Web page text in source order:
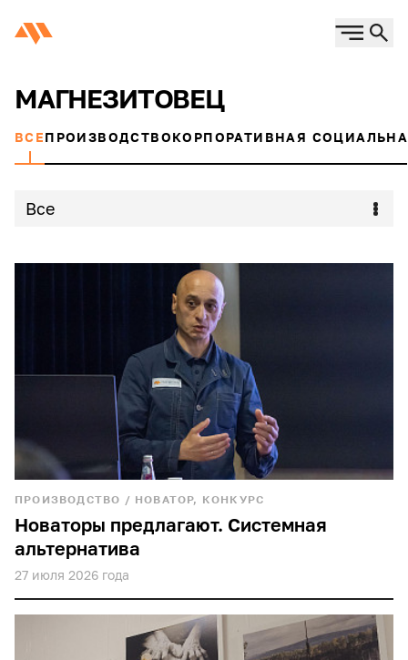
МАГНЕЗИТОВЕЦ
ВСЕПРОИЗВОДСТВОКОРПОРАТИВНАЯ
Все
ПРОИЗВОДСТВО / НОВАТОР, КОНКУРС
Новаторы предлагают. Системная
альтернатива
27 июля 2026 года